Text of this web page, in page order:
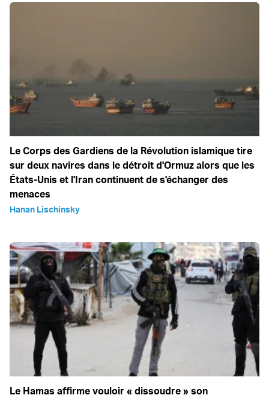
Le Corps des Gardiens de la Révolution islamique tire
sur deux navires dans le détroit d'Ormuz alors que les
États-Unis et l'Iran continuent de s'échanger des
menaces
Hanan Lischinsky
Le Hamas affirme vouloir « dissoudre » son